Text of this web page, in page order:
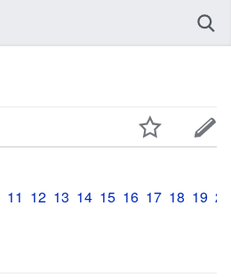
11 12 13 14 15 16 17 18 19 20